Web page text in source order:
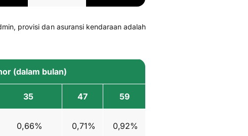
provisi dan asuransi kendaraan adalah
(dalam bulan)
35 47 59
0,66% 0,71% 0,92%